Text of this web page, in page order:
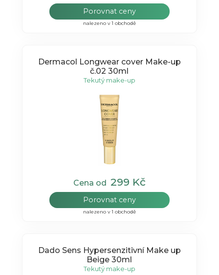
Porovnat ceny
nalezeno v 1 obchodě
Dermacol Longwear cover Make-up
č.02 30ml
Tekutý make-up
Cena od 299 Kč
Porovnat ceny
nalezeno v 1 obchodě
Dado Sens Hypersenzitivní Make up
Beige 30ml
Tekutý make-up